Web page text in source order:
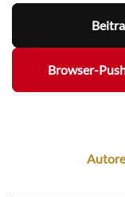
Browser-